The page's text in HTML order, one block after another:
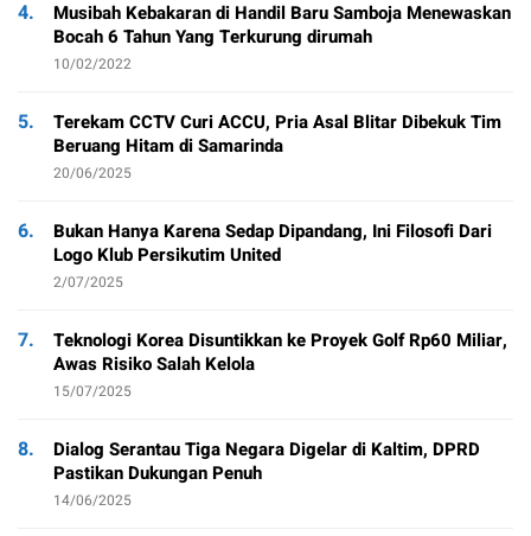
4.
Musibah Kebakaran di Handil Baru Samboja Menewaskan
Bocah 6 Tahun Yang Terkurung dirumah
10/02/2022
5.
Terekam CCTV Curi ACCU, Pria Asal Blitar Dibekuk Tim
Beruang Hitam di Samarinda
20/06/2025
6.
Bukan Hanya Karena Sedap Dipandang, Ini Filosofi Dari
Logo Klub Persikutim United
2/07/2025
7.
Teknologi Korea Disuntikkan ke Proyek Golf Rp60 Miliar,
Awas Risiko Salah Kelola
15/07/2025
8.
Dialog Serantau Tiga Negara Digelar di Kaltim, DPRD
Pastikan Dukungan Penuh
14/06/2025